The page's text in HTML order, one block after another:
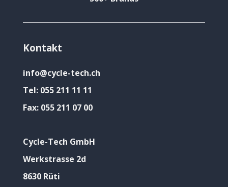
Kontakt
info@cycle-tech.ch
Tel: 055 211 11 11
Fax: 055 211 07 00
Cycle-Tech GmbH
Werkstrasse 2d
8630 Rüti